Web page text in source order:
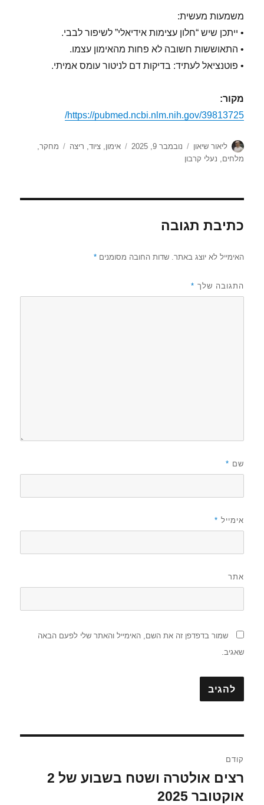
משמעות מעשית:
• ייתכן שיש “חלון עצימות אידיאלי” לשיפור לבבי.
• התאוששות חשובה לא פחות מהאימון עצמו.
• פוטנציאל לעתיד: בדיקות דם לניטור עומס אמיתי.
מקור:
https://pubmed.ncbi.nlm.nih.gov/39813725/
מחבר
ליאור שיאון
פורסם
נובמבר 9, 2025 קטגוריות
אימון,ציוד, ריצה תגיות
מחקר,
מלחים, נעלי קרבון
כתיבת תגובה
האימייל לא יוצג באתר. שדות החובה מסומנים*
התגובה שלך *
שם *
אימייל *
אתר
שמור בדפדפן זה את השם, האימייל והאתר שלי לפעם הבאה
שאגיב.
קודם
הפוסט
הקודם:
רצים אולטרה ושטח בשבוע של 2
אוקטובר 2025